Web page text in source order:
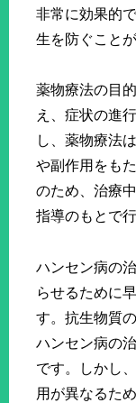
非常に効果的
生を防ぐこと
薬物療法の目
え、症状の進
し、薬物療法
や副作用をも
のため、治療
指導のもとで
ハンセン病の
らせるために
す。抗生物質
ハンセン病の
です。しかし
用が異なるた